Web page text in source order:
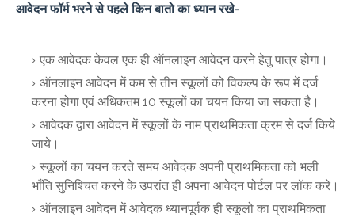
आवेदन फॉर्म भरने से पहले किन बातो का ध्यान रखे-
एक आवेदक केवल एक ही ऑनलाइन आवेदन करने हेतु पात्र होगा।
ऑनलाइन आवेदन में कम से तीन स्कूलों को विकल्प के रूप में दर्ज
करना होगा एवं अधिकतम 10 स्कूलों का चयन किया जा सकता है।
आवेदक द्वारा आवेदन में स्कूलों के नाम प्राथमिकता क्रम से दर्ज किये
जाये।
स्कूलों का चयन करते समय आवेदक अपनी प्राथमिकता को भली
भाँति सुनिश्चित करने के उपरांत ही अपना आवेदन पोर्टल पर लॉक करे।
ऑनलाइन आवेदन में आवेदक ध्यानपूर्वक ही स्कूलो का प्राथमिकता